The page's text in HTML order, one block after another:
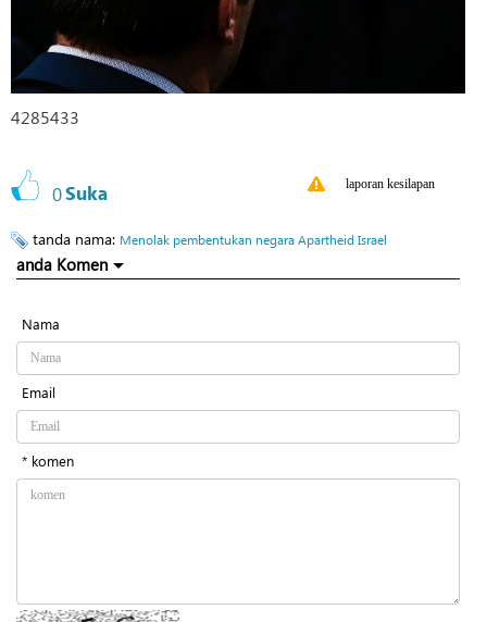
4285433
0Suka laporan kesilapan
tanda nama: Menolak pembentukan negara Apartheid Israel
anda Komen
Nama
Email
* komen